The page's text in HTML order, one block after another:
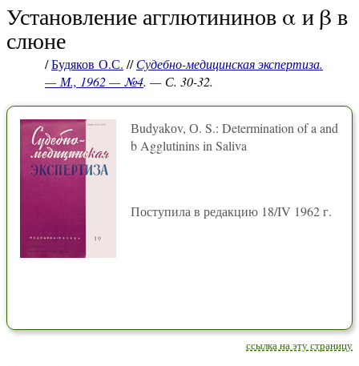
Установление агглютининов α и β в
слюне
/Будяков О.С. //Судебно-медицинская экспертиза.
— М., 1962 — №4. — С. 30-32.
Вudуakоv, О. S.: Determination of a and
b Agglutinins in Saliva
Поступила в редакцию 18/IV 1962 г.
ссылка на эту страницу